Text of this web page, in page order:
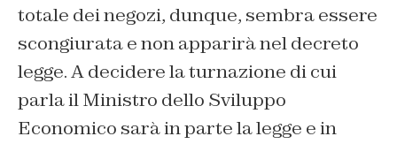
totale dei negozi, dunque, sembra essere
scongiurata e non apparirà nel decreto
legge. A decidere la turnazione di cui
parla il Ministro dello Sviluppo
Economico sarà in parte la legge e in